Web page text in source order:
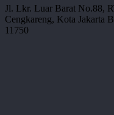
Jl. Lkr. Luar Barat No.88,
Cengkareng, Kota Jakarta
11750